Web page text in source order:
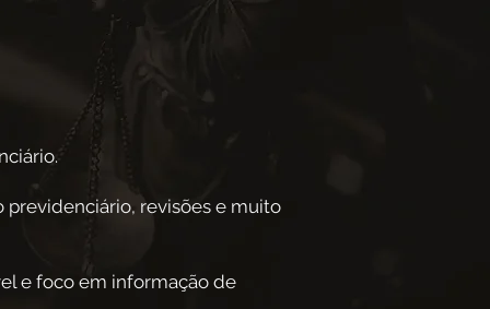
previdenciário, revisões e muito
e foco em informação de